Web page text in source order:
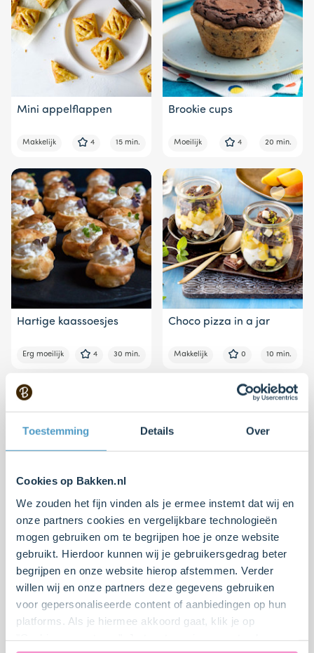
Toestemming Details Over
Cookies op Bakken.nl
We zouden het fijn vinden als je ermee instemt dat wij en
onze partners cookies en vergelijkbare technologieën
mogen gebruiken om te begrijpen hoe je onze website
gebruikt. Hierdoor kunnen wij je gebruikersgedrag beter
begrijpen en onze website hierop afstemmen. Verder
willen wij en onze partners deze gegevens gebruiken
voor gepersonaliseerde content of aanbiedingen op hun
platforms. Als je hiermee akkoord gaat, klik je op
Mini appelflappen
Makkelijk 4 15 min.
Brookie cups
Moeilijk 4 20 min.
Hartige kaassoesjes
Erg moeilijk 4 30 min.
Choco pizza in a jar
Makkelijk 0 10 min.
Thee muffins met
sinaasappelcrème
Rocky Road Brownie